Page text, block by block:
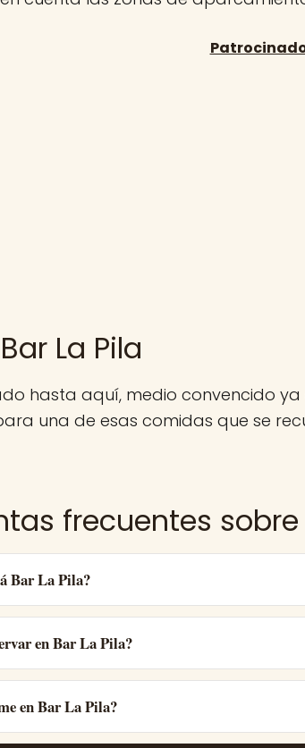
La Pila
hasta aquí, medio convencido ya
una de esas comidas que se
frecuentes sobre
Bar La Pila?
en Bar La Pila?
en Bar La Pila?